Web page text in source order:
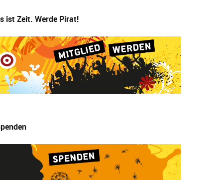
ist Zeit. Werde Pirat!